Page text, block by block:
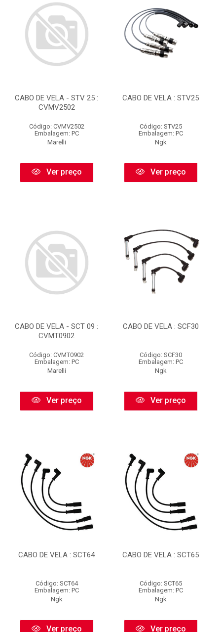
CABO DE VELA - STV 25 :
CVMV2502
Código: CVMV2502
Embalagem: PC
Marelli
Ver preço
CABO DE VELA : STV25
Código: STV25
Embalagem: PC
Ngk
Ver preço
CABO DE VELA - SCT 09 :
CVMT0902
Código: CVMT0902
Embalagem: PC
Marelli
Ver preço
CABO DE VELA : SCF30
Código: SCF30
Embalagem: PC
Ngk
Ver preço
CABO DE VELA : SCT64
Código: SCT64
Embalagem: PC
Ngk
Ver preço
CABO DE VELA : SCT65
Código: SCT65
Embalagem: PC
Ngk
Ver preço